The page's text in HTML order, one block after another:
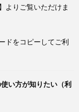
よりご覧いただけま
ドをコピーしてご利
い方が知りたい（利